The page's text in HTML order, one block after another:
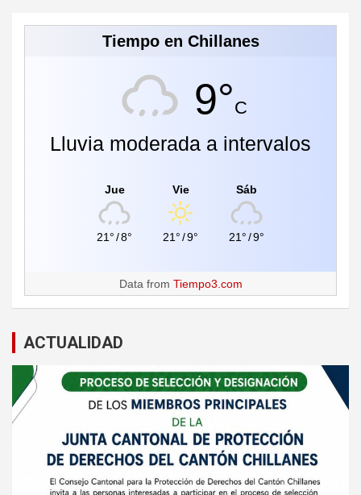
Tiempo en Chillanes
9°C
Lluvia moderada a intervalos
Jue
21°/8°
Vie
21°/9°
Sáb
21°/9°
Data from Tiempo3.com
ACTUALIDAD